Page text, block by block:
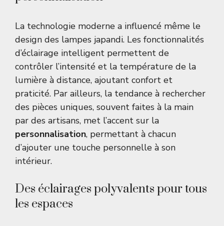
La technologie moderne a influencé même le
design des lampes japandi. Les fonctionnalités
d’éclairage intelligent permettent de
contrôler l’intensité et la température de la
lumière à distance, ajoutant confort et
praticité. Par ailleurs, la tendance à rechercher
des pièces uniques, souvent faites à la main
par des artisans, met l’accent sur la
personnalisation, permettant à chacun
d’ajouter une touche personnelle à son
intérieur.
Des éclairages polyvalents pour tous
les espaces